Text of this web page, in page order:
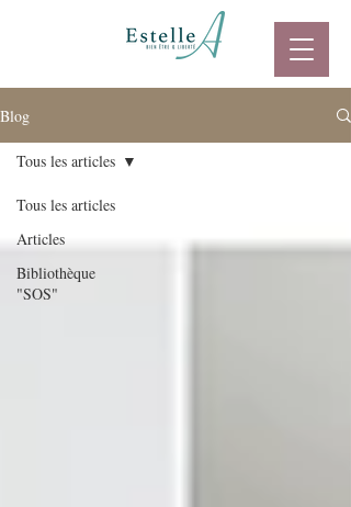
Blog
Tous les articles
Articles
Bibliothèque
"SOS"
Tous les articles